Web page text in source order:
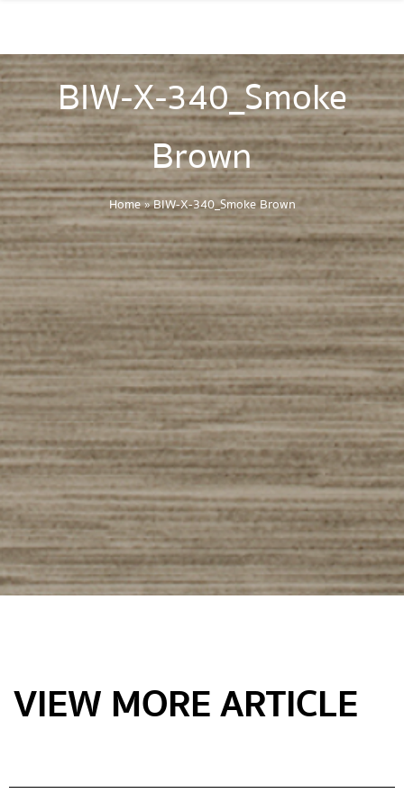
BIW-X-340_Smoke
Brown
Home»BIW-X-340_Smoke Brown
VIEW MORE ARTICLE